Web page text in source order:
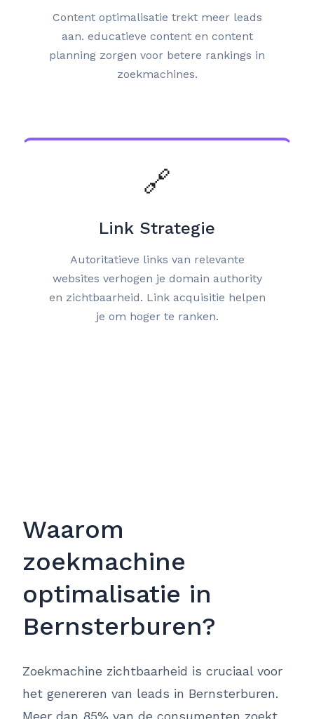
Content optimalisatie trekt meer leads
aan. educatieve content en content
planning zorgen voor betere rankings in
zoekmachines.
🔗
Link Strategie
Autoritatieve links van relevante
websites verhogen je domain authority
en zichtbaarheid. Link acquisitie helpen
je om hoger te ranken.
Waarom
zoekmachine
optimalisatie in
Bernsterburen?
Zoekmachine zichtbaarheid is cruciaal voor
het genereren van leads in Bernsterburen.
Meer dan 85% van de consumenten zoekt